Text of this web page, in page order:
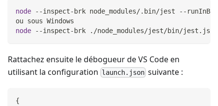
node --inspect-brk node_modules/.bin/jest --
ou sous Windows
node --inspect-brk ./node_modules/jest/bin/jest.js
Rattachez ensuite le débogueur de VS Code en
utilisant la configuration launch.json suivante :
{